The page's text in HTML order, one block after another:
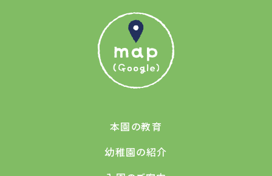
本園の教育
幼稚園の紹介